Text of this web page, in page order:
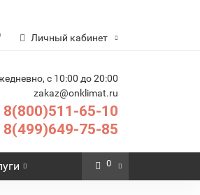
Личный кабинет
с 10:00 до 20:00
zakaz@onklimat.ru
8(800)511-65-10
8(499)649-75-85
0